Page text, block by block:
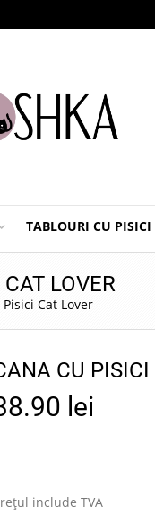
TABLOURI CU PISICI
LOVER
Cat Lover
CU PISICI
lei
include TVA